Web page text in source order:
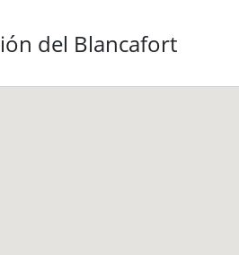
del Blancafort